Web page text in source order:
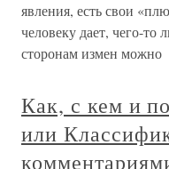
явления, есть свои
человеку дает, чего-
сторонам измен можно
Как, с кем и
или